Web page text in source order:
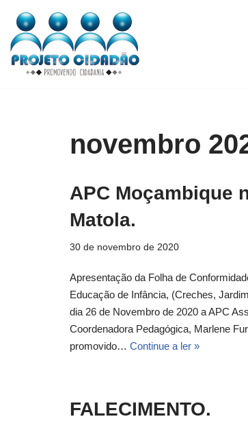
Pular
para
novembro
APC Moçambique
Matola.
30 de novembro de 2020
Apresentação da Folha de
Educação de Infância, (Creches,
dia 26 de Novembro de 2020 a APC
Coordenadora Pedagógica, Marlene
promovido… Continue a ler »
FALECIMENTO.